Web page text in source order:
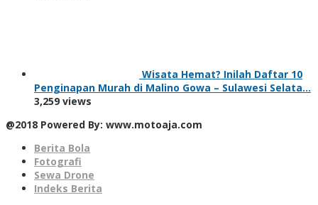
Wisata Hemat? Inilah Daftar 10
Penginapan Murah di Malino Gowa – Sulawesi Selata…
3,259 views
@2018 Powered By: www.motoaja.com
Berita Bola
Fotografi
Sewa Drone
Indeks Berita